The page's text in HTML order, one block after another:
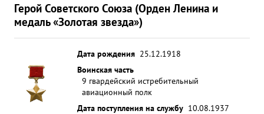
Герой Советского Союза (Орден Ленина и
медаль «Золотая звезда»)
Дата рождения 25.12.1918
Воинская часть
9 гвардейский истребительный
авиационный полк
Дата поступления на службу 10.08.1937